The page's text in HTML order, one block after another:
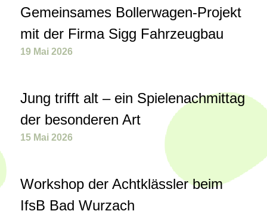
Gemeinsames Bollerwagen-Projekt
mit der Firma Sigg Fahrzeugbau
19 Mai 2026
Jung trifft alt – ein Spielenachmittag
der besonderen Art
15 Mai 2026
Workshop der Achtklässler beim
IfsB Bad Wurzach